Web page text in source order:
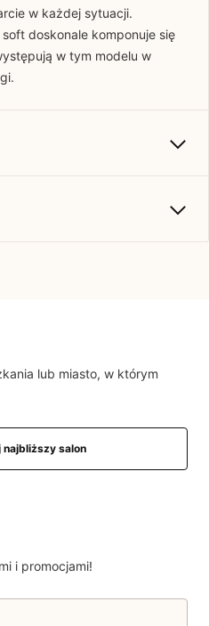
w każdej sytuacji.
doskonale komponuje się
w tym modelu w
podzieli się opinią o tym
lub miasto, w którym
najbliższy salon
i promocjami!